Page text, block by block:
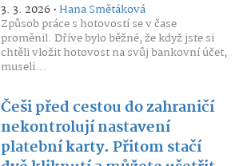
3. 3. 2026 •Hana Smětáková
Způsob práce s hotovostí se v čase
proměnil. Dříve bylo běžné, že když jste si
chtěli vložit hotovost na svůj bankovní účet,
museli...
Češi před cestou do zahraničí
nekontrolují nastavení
platební karty. Přitom stačí